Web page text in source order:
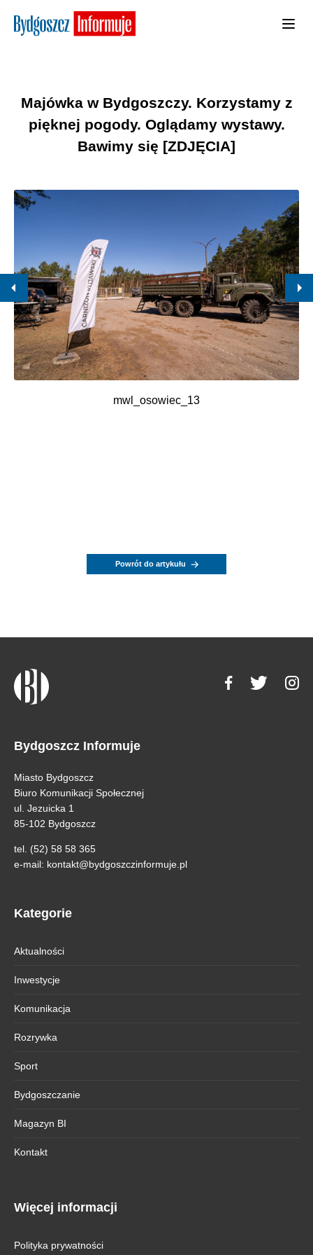
Majówka w Bydgoszczy. Korzystamy z
pięknej pogody. Oglądamy wystawy.
Bawimy się [ZDJĘCIA]
mwl_osowiec_13
Powrót do artykułu
Bydgoszcz Informuje
Miasto Bydgoszcz
Biuro Komunikacji Społecznej
ul. Jezuicka 1
85-102 Bydgoszcz
tel. (52) 58 58 365
e-mail: kontakt@bydgoszczinformuje.pl
Kategorie
Aktualności
Inwestycje
Komunikacja
Rozrywka
Sport
Bydgoszczanie
Magazyn BI
Kontakt
Więcej informacji
Polityka prywatności